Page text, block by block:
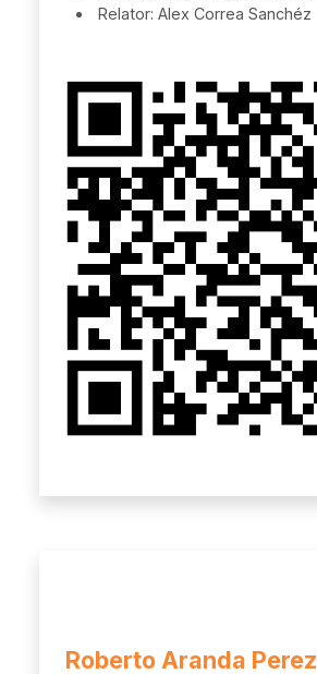
Relator: Alex Correa Sanchéz
Roberto Aranda Perez